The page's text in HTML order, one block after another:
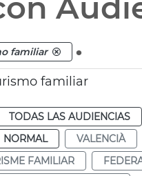
familiar .
familiar
TODAS LAS AUDIENCIAS
NORMAL VALENCIÀ
FAMILIAR